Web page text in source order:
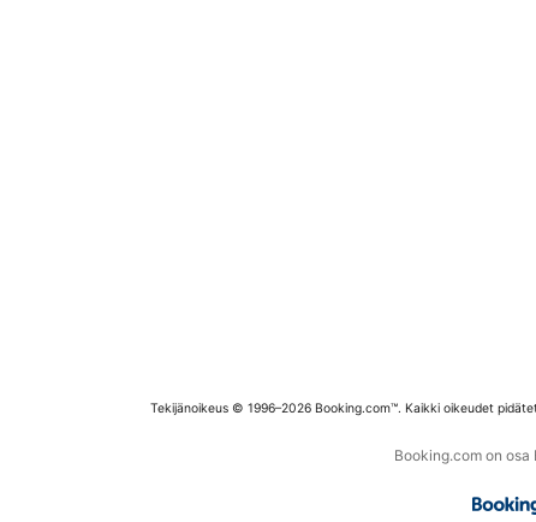
Tekijänoikeus © 1996–2026 Booking.com™. Kaikki oikeudet
Booking.com on